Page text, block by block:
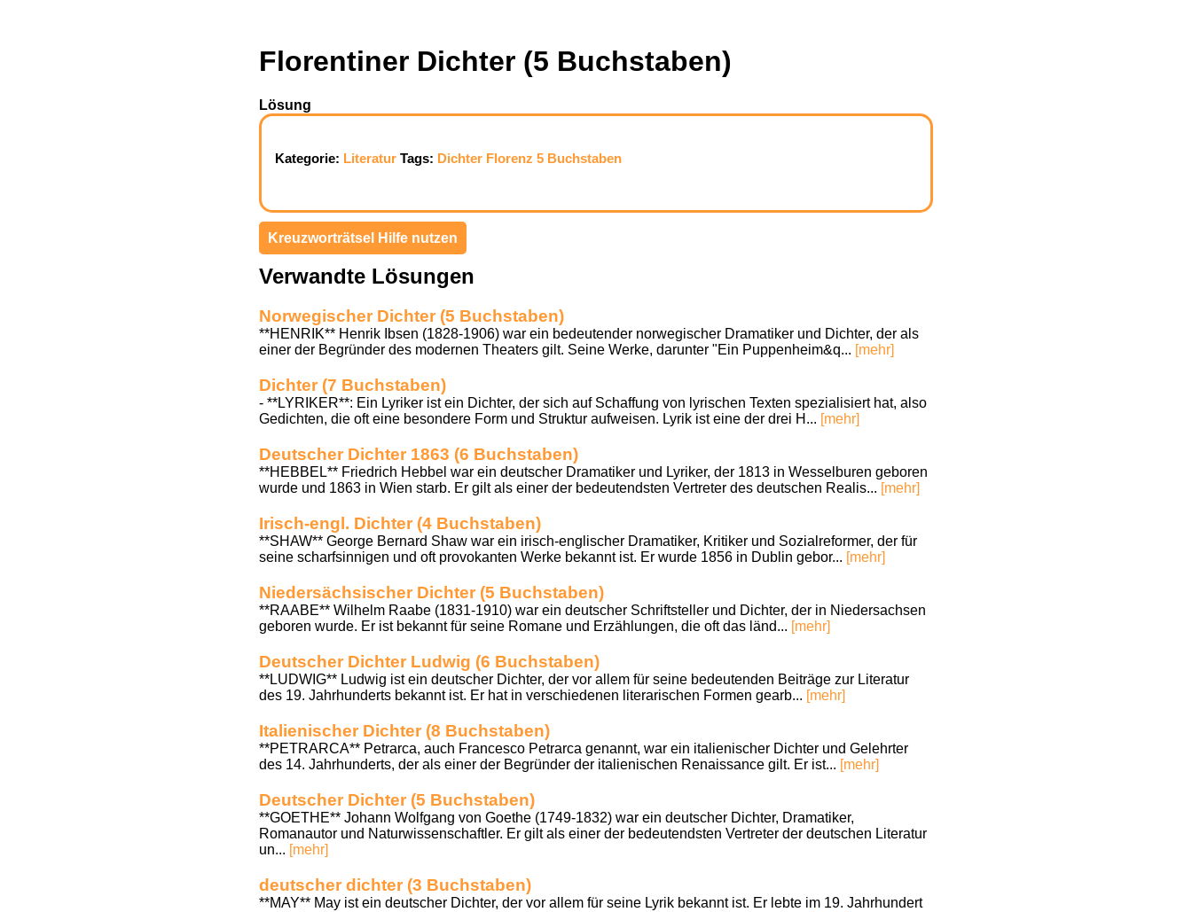
Florentiner Dichter (5 Buchstaben)
Lösung
Kategorie: Literatur Tags: Dichter Florenz 5 Buchstaben
Kreuzworträtsel Hilfe nutzen
Verwandte Lösungen
Norwegischer Dichter (5 Buchstaben)
**HENRIK** Henrik Ibsen (1828-1906) war ein bedeutender norwegischer Dramatiker und Dichter, der als
einer der Begründer des modernen Theaters gilt. Seine Werke, darunter "Ein Puppenheim&q... [mehr]
Dichter (7 Buchstaben)
- **LYRIKER**: Ein Lyriker ist ein Dichter, der sich auf Schaffung von lyrischen Texten spezialisiert hat, also
Gedichten, die oft eine besondere Form und Struktur aufweisen. Lyrik ist eine der drei H... [mehr]
Deutscher Dichter 1863 (6 Buchstaben)
**HEBBEL** Friedrich Hebbel war ein deutscher Dramatiker und Lyriker, der 1813 in Wesselburen geboren
wurde und 1863 in Wien starb. Er gilt als einer der bedeutendsten Vertreter des deutschen Realis... [mehr]
Irisch-engl. Dichter (4 Buchstaben)
**SHAW** George Bernard Shaw war ein irisch-englischer Dramatiker, Kritiker und Sozialreformer, der für
seine scharfsinnigen und oft provokanten Werke bekannt ist. Er wurde 1856 in Dublin gebor... [mehr]
Niedersächsischer Dichter (5 Buchstaben)
**RAABE** Wilhelm Raabe (1831-1910) war ein deutscher Schriftsteller und Dichter, der in Niedersachsen
geboren wurde. Er ist bekannt für seine Romane und Erzählungen, die oft das länd... [mehr]
Deutscher Dichter Ludwig (6 Buchstaben)
**LUDWIG** Ludwig ist ein deutscher Dichter, der vor allem für seine bedeutenden Beiträge zur Literatur
des 19. Jahrhunderts bekannt ist. Er hat in verschiedenen literarischen Formen gearb... [mehr]
Italienischer Dichter (8 Buchstaben)
**PETRARCA** Petrarca, auch Francesco Petrarca genannt, war ein italienischer Dichter und Gelehrter
des 14. Jahrhunderts, der als einer der Begründer der italienischen Renaissance gilt. Er ist... [mehr]
Deutscher Dichter (5 Buchstaben)
**GOETHE** Johann Wolfgang von Goethe (1749-1832) war ein deutscher Dichter, Dramatiker,
Romanautor und Naturwissenschaftler. Er gilt als einer der bedeutendsten Vertreter der deutschen Literatur
un... [mehr]
deutscher dichter (3 Buchstaben)
**MAY** May ist ein deutscher Dichter, der vor allem für seine Lyrik bekannt ist. Er lebte im 19. Jahrhundert